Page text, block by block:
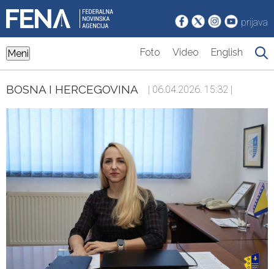
prijava
Meni Foto Video English
BOSNA I HERCEGOVINA | 06.04.2026. 15:32 |